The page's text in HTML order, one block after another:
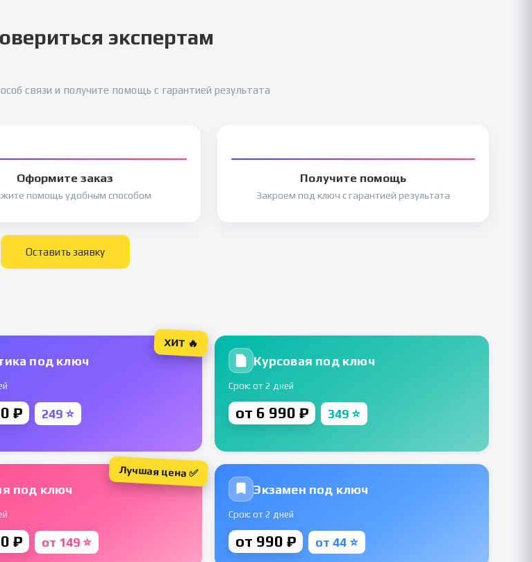
экспертам
связи и получите помощь с гарантией результата
Оформите заказ
помощь удобным способом
Получите помощь
Закроем под ключ с гарантией результата
Оставить заявку
под ключ
₽ 249 ⭐
ХИТ 🔥
Курсовая под ключ
Срок: от 2 дней
от 6 990 ₽ 349 ⭐
под ключ
₽ от 149 ⭐
Лучшая цена ✅
Экзамен под ключ
Срок: от 2 дней
от 990 ₽ от 44 ⭐